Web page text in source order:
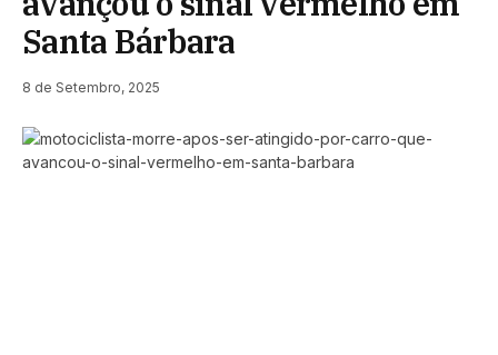
Santa Bárbara
8 de Setembro, 2025